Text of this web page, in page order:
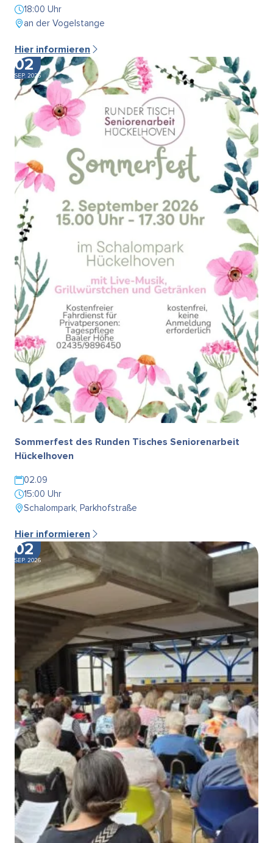
18:00 Uhr
an der Vogelstange
Hier informieren
02
SEP. 2026
Sommerfest des Runden Tisches Seniorenarbeit
Hückelhoven
02.09
15:00 Uhr
Schalompark, Parkhofstraße
Hier informieren
02
SEP. 2026